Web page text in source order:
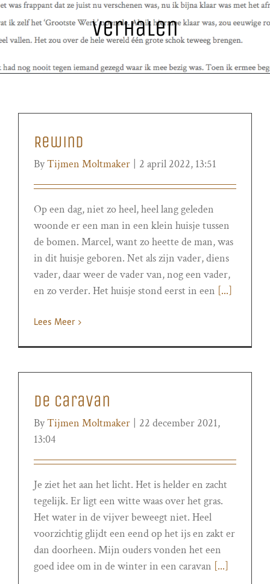
Verhalen
Rewind
ByTijmen Moltmaker 2 april 2022, 13:51
Op een dag, niet zo heel, heel lang geleden
woonde er een man in een klein huisje tussen
de bomen. Marcel, want zo heette de man, was
in dit huisje geboren. Net als zijn vader, diens
vader, daar weer de vader van, nog een vader,
en zo verder. Het huisje stond eerst in een [...]
Lees Meer
De caravan
ByTijmen Moltmaker
22 december 2021,
13:04
Je ziet het aan het licht. Het is helder en zacht
tegelijk. Er ligt een witte waas over het gras.
Het water in de vijver beweegt niet. Heel
voorzichtig glijdt een eend op het ijs en zakt er
dan doorheen. Mijn ouders vonden het een
goed idee om in de winter in een caravan [...]